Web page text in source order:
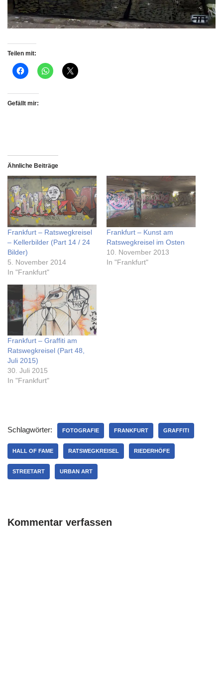
Teilen mit:
Gefällt mir:
Ähnliche Beiträge
Frankfurt – Ratswegkreisel
– Kellerbilder (Part 14 / 24
Bilder)
5. November 2014
In "Frankfurt"
Frankfurt – Kunst am
Ratswegkreisel im Osten
10. November 2013
In "Frankfurt"
Frankfurt – Graffiti am
Ratswegkreisel (Part 48,
Juli 2015)
30. Juli 2015
In "Frankfurt"
Schlagwörter: FOTOGRAFIE FRANKFURT GRAFFITI
HALL OF FAME RATSWEGKREISEL RIEDERHÖFE
STREETART URBAN ART
Kommentar verfassen